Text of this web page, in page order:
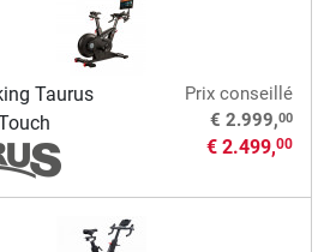
Taurus
Prix conseillé
€ 2.999,00
€ 2.499,00